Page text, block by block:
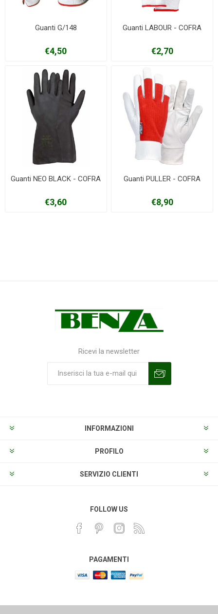
Guanti G/148
€4,50
Guanti LABOUR - COFRA
€2,70
Guanti NEO BLACK - COFRA
€3,60
Guanti PULLER - COFRA
€8,90
Ricevi la newsletter
INFORMAZIONI
PROFILO
SERVIZIO CLIENTI
FOLLOW US
PAGAMENTI